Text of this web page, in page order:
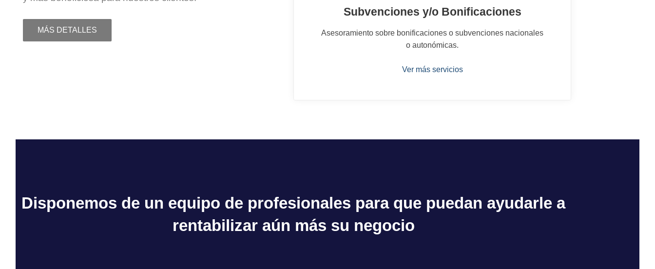
MÁS DETALLES
Subvenciones y/o Bonificaciones
Asesoramiento sobre bonificaciones o subvenciones nacionales
o autonómicas.
Ver más servicios
Disponemos de un equipo de profesionales para que puedan ayudarle a
rentabilizar aún más su negocio